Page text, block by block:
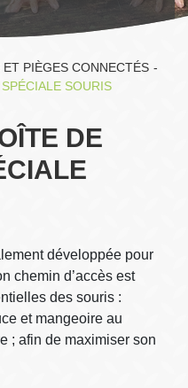
ET PIÈGES CONNECTÉS -
SOURIS
DE
développée pour
chemin d’accès est
des souris :
et mangeoire au
; afin de maximiser son